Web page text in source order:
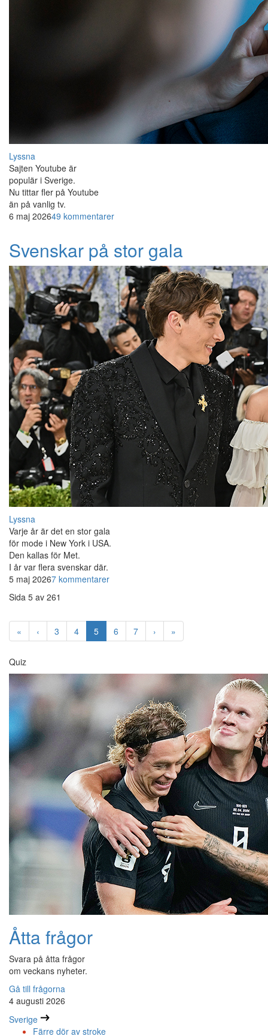
Lyssna
Sajten Youtube är
populär i Sverige.
Nu tittar fler på Youtube
än på vanlig tv.
6 maj 202649 kommentarer
Svenskar på stor gala
Lyssna
Varje år är det en stor gala
för mode i New York i USA.
Den kallas för Met.
I år var flera svenskar där.
5 maj 20267 kommentarer
Sida 5 av 261
« ‹ 3 4 5 6 7 › »
Quiz
Åtta frågor
Svara på åtta frågor
om veckans nyheter.
Gå till frågorna
4 augusti 2026
Sverige
Färre dör av stroke